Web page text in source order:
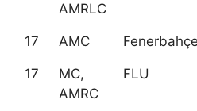
AMRLC
17 AMC
17
MC,
AMRC
FLU